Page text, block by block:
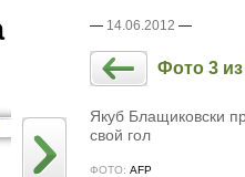
— 14.06.2012 —
Фото 3 из
Якуб Блащиковски
свой гол
ФОТО: AFP